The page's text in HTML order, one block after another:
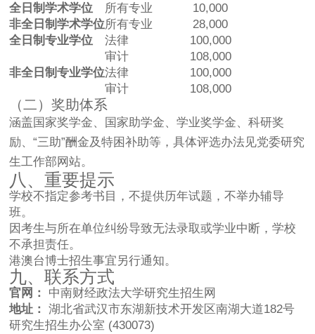
全日制学术学位
所有专业
10,000
非全日制学术学位所有专业
28,000
全日制专业学位
法律
100,000
审计
108,000
非全日制专业学位法律
100,000
审计
108,000
（二）奖助体系
涵盖国家奖学金、国家助学金、学业奖学金、科研奖
励、“三助”酬金及特困补助等，具体评选办法见党委研究
生工作部网站。
八、重要提示
学校不指定参考书目，不提供历年试题，不举办辅导
班。
因考生与所在单位纠纷导致无法录取或学业中断，学校
不承担责任。
港澳台博士招生事宜另行通知。
九、联系方式
官网：
中南财经政法大学研究生招生网
地址：
湖北省武汉市东湖新技术开发区南湖大道182号
研究生招生办公室 (430073)